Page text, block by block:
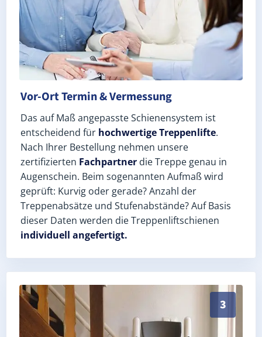
Vor-Ort Termin & Vermessung
Das auf Maß angepasste Schienensystem ist
entscheidend für hochwertige Treppenlifte.
Nach Ihrer Bestellung nehmen unsere
zertifizierten Fachpartner die Treppe genau in
Augenschein. Beim sogenannten Aufmaß wird
geprüft: Kurvig oder gerade? Anzahl der
Treppenabsätze und Stufenabstände? Auf Basis
dieser Daten werden die Treppenliftschienen
individuell angefertigt.
3
Schneller, sauberer Einbau durch zertifizierte